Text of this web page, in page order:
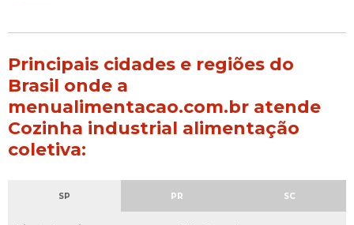
Principais cidades e regiões do
Brasil onde a
menualimentacao.com.br atende
Cozinha industrial alimentação
coletiva:
SP PR SC